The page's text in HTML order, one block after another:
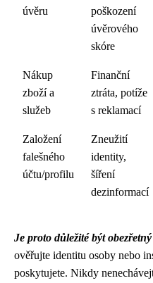
úvěru
poškození
úvěrového
skóre
Nákup
zboží a
služeb
Finanční
ztráta, potíže
s reklamací
Založení
falešného
účtu/profilu
Zneužití
identity,
šíření
dezinformací
Je proto důležité být
ověřujte identitu osoby nebo
poskytujete. Nikdy